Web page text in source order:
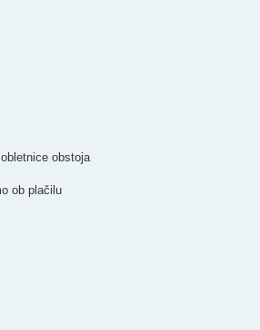
obstoja
ob plačilu